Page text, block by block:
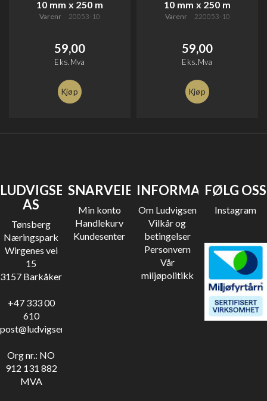
10 mm x 250 m
Varenr 20053-10
59,00
Eks.Mva
Kjøp
10 mm x 250 m
Varenr 220053-10
59,00
Eks.Mva
Kjøp
LUDVIGSEN
AS
Tønsberg
Næringspark
Wirgenes vei
15
3157 Barkåker
+47 333 00
610
post@ludvigsen.no
Org nr.: NO
912 131 882
MVA
SNARVEIER
Min konto
Handlekurv
Kundesenter
INFORMASJON
Om Ludvigsen
Vilkår og
betingelser
Personvern
Vår
miljøpolitikk
FØLG OSS
Instagram